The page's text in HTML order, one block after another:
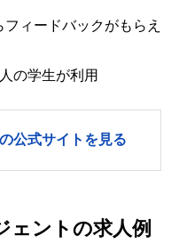
ィードバックがもらえ
の学生が利用
公式サイトを見る
ェントの求人例